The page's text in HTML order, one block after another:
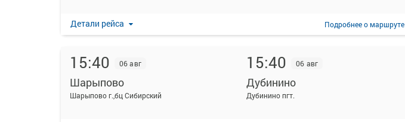
Детали рейса Подробнеео маршруте
15:40 06 авг
Шарыпово
Шарыпово г.,бц Сибирский
15:40 06 авг
Дубинино
Дубинино пгт.